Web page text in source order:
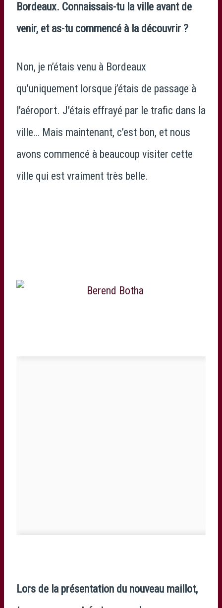
Bordeaux. Connaissais-tu la ville avant de
venir, et as-tu commencé à la découvrir ?
Non, je n’étais venu à Bordeaux
qu’uniquement lorsque j’étais de passage à
l’aéroport. J’étais effrayé par le trafic dans la
ville… Mais maintenant, c’est bon, et nous
avons commencé à beaucoup visiter cette
ville qui est vraiment très belle.
Lors de la présentation du nouveau maillot,